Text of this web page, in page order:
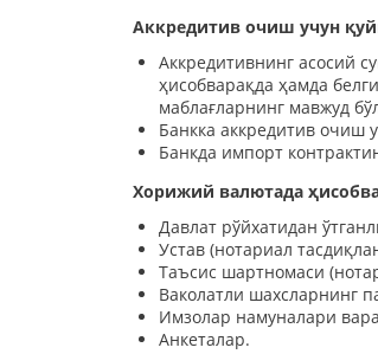
Аккредитив очиш учун
Аккредитивнинг асосий
ҳисобварақда ҳамда
маблағларнинг мавжуд
Банкка аккредитив очиш
Банкда импорт
Хорижий валютада
Давлат рўйхатидан
Устав (нотариал
Таъсис шартномаси
Ваколатли шахсларнинг
Имзолар намуналари
Анкеталар.